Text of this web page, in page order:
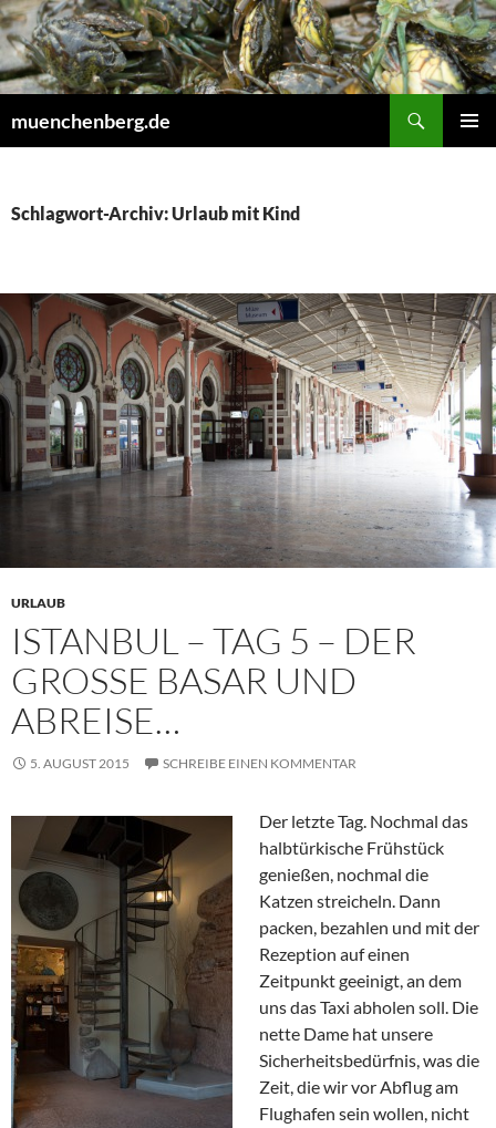
Zum
Inhalt
springen
muenchenberg.de
Schlagwort-Archiv: Urlaub mit Kind
URLAUB
ISTANBUL – TAG 5 – DER
GROSSE BASAR UND A
BREISE…
5. AUGUST 2015 SCHREIBE EINEN KOMMENTAR
Der letzte Tag. Nochmal das
halbtürkische Frühstück
genießen, nochmal die
Katzen streicheln. Dann
packen, bezahlen und mit der
Rezeption auf einen
Zeitpunkt geeinigt, an dem
uns das Taxi abholen soll. Die
nette Dame hat unsere
Sicherheitsbedürfnis, was die
Zeit, die wir vor Abflug am
Flughafen sein wollen, nicht